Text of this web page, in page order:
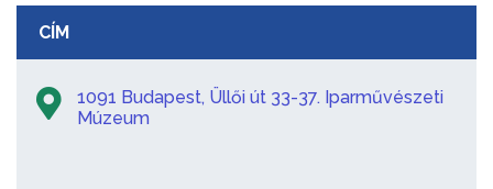
CÍM
1091 Budapest, Üllői út 33-37. Iparművészeti
Múzeum